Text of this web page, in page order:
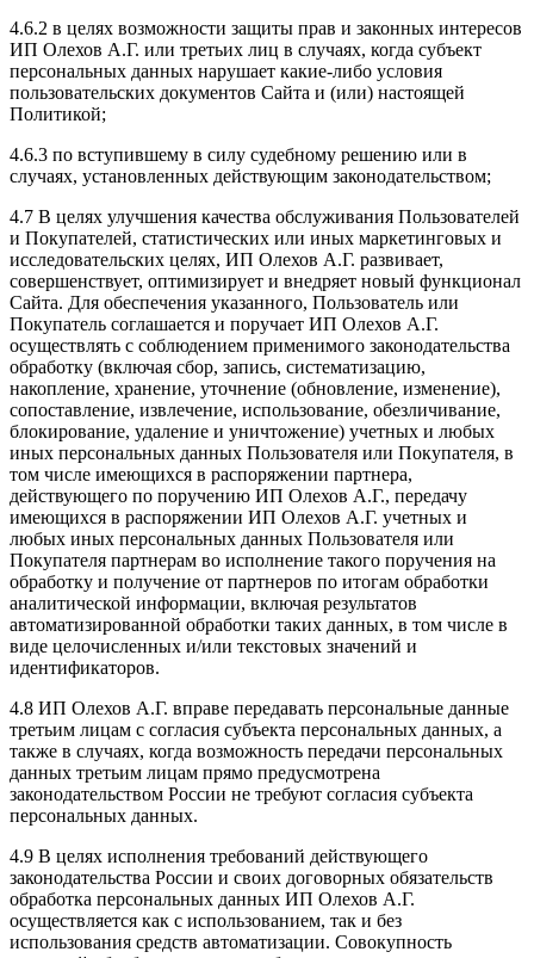
4.6.2 в целях возможности защиты прав и законных интересов
ИП Олехов А.Г. или третьих лиц в случаях, когда субъект
персональных данных нарушает какие-либо условия
пользовательских документов Сайта и (или) настоящей
Политикой;
4.6.3 по вступившему в силу судебному решению или в
случаях, установленных действующим законодательством;
4.7 В целях улучшения качества обслуживания Пользователей
и Покупателей, статистических или иных маркетинговых и
исследовательских целях, ИП Олехов А.Г. развивает,
совершенствует, оптимизирует и внедряет новый функционал
Сайта. Для обеспечения указанного, Пользователь или
Покупатель соглашается и поручает ИП Олехов А.Г.
осуществлять с соблюдением применимого законодательства
обработку (включая сбор, запись, систематизацию,
накопление, хранение, уточнение (обновление, изменение),
сопоставление, извлечение, использование, обезличивание,
блокирование, удаление и уничтожение) учетных и любых
иных персональных данных Пользователя или Покупателя, в
том числе имеющихся в распоряжении партнера,
действующего по поручению ИП Олехов А.Г., передачу
имеющихся в распоряжении ИП Олехов А.Г. учетных и
любых иных персональных данных Пользователя или
Покупателя партнерам во исполнение такого поручения на
обработку и получение от партнеров по итогам обработки
аналитической информации, включая результатов
автоматизированной обработки таких данных, в том числе в
виде целочисленных и/или текстовых значений и
идентификаторов.
4.8 ИП Олехов А.Г. вправе передавать персональные данные
третьим лицам с согласия субъекта персональных данных, а
также в случаях, когда возможность передачи персональных
данных третьим лицам прямо предусмотрена
законодательством России не требуют согласия субъекта
персональных данных.
4.9 В целях исполнения требований действующего
законодательства России и своих договорных обязательств
обработка персональных данных ИП Олехов А.Г.
осуществляется как с использованием, так и без
использования средств автоматизации. Совокупность